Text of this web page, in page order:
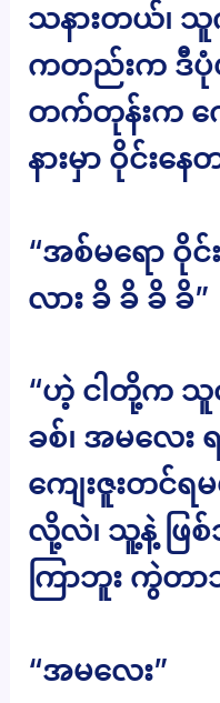
သနားတယ်၊ သူ
ကတည်းက ဒီပုံဟ
တက်တုန်းက က
နားမှာ ဝိုင်းနေ
“အစ်မရော ဝို
လား ခိ ခိ ခိ ခိ”
“ဟဲ့ ငါတို့က သူ
ခစ်၊ အမလေး
ကျေးဇူးတင်
လို့လဲ၊ သူ့နဲ့ ဖြ
ကြာဘူး ကွဲတာ
“အမလေး”